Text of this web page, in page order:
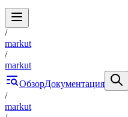
/
markut
/
markut
ОбзорДокументация
/
markut